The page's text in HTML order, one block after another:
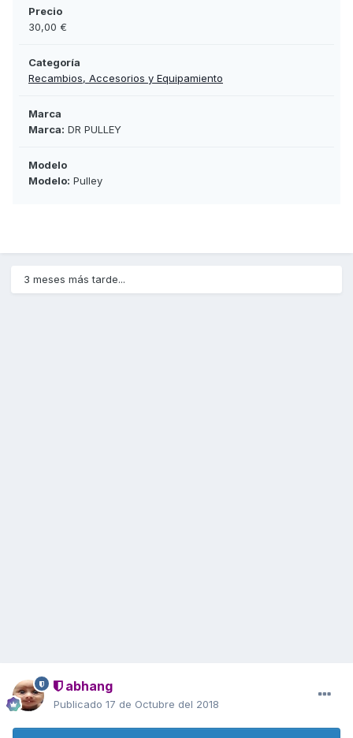
Precio
30,00 €
Categoría
Recambios, Accesorios y Equipamiento
Marca
Marca: DR PULLEY
Modelo
Modelo: Pulley
3 meses más tarde...
abhang
Publicado 17 de Octubre del 2018